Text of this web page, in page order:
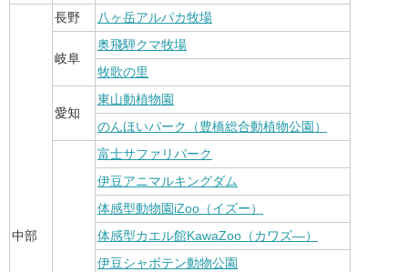
中部
長野 八ヶ岳アルパカ牧場
岐阜
奥飛騨クマ牧場
牧歌の里
愛知
東山動植物園
のんほいパーク（豊橋総合動植物公園）
富士サファリパーク
伊豆アニマルキングダム
体感型動物園iZoo（イズー）
体感型カエル館KawaZoo（カワズ―）
伊豆シャボテン動物公園